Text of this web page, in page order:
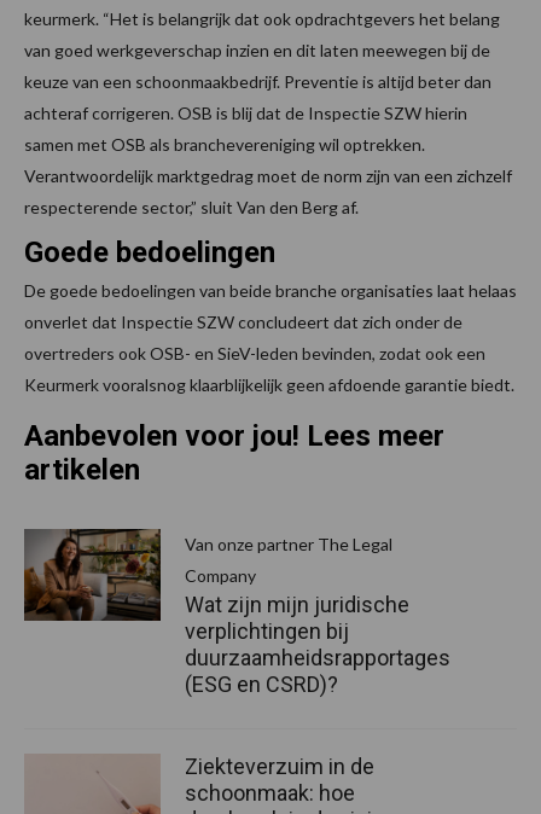
keurmerk. “Het is belangrijk dat ook opdrachtgevers het belang
van goed werkgeverschap inzien en dit laten meewegen bij de
keuze van een schoonmaakbedrijf. Preventie is altijd beter dan
achteraf corrigeren. OSB is blij dat de Inspectie SZW hierin
samen met OSB als branchevereniging wil optrekken.
Verantwoordelijk marktgedrag moet de norm zijn van een zichzelf
respecterende sector,” sluit Van den Berg af.
Goede bedoelingen
De goede bedoelingen van beide branche organisaties laat helaas
onverlet dat Inspectie SZW concludeert dat zich onder de
overtreders ook OSB- en SieV-leden bevinden, zodat ook een
Keurmerk vooralsnog klaarblijkelijk geen afdoende garantie biedt.
Aanbevolen voor jou! Lees meer
artikelen
Van onze partner The Legal
Company
Wat zijn mijn juridische
verplichtingen bij
duurzaamheidsrapportages
(ESG en CSRD)?
Ziekteverzuim in de
schoonmaak: hoe